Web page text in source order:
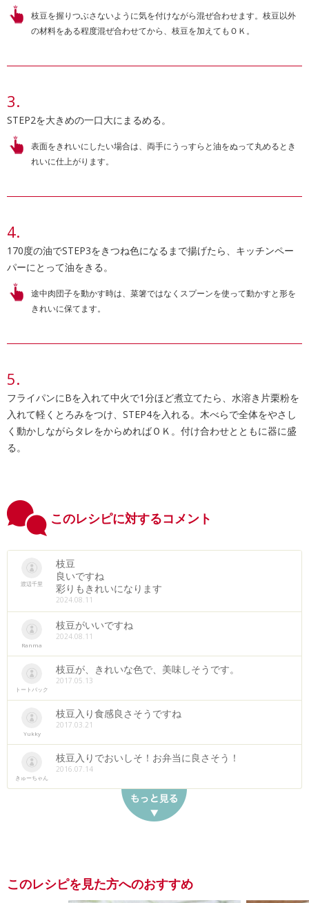
枝豆を握りつぶさないように気を付けながら混ぜ合わせます。枝豆以外
の材料をある程度混ぜ合わせてから、枝豆を加えてもＯＫ。
STEP2を大きめの一口大にまるめる。
表面をきれいにしたい場合は、両手にうっすらと油をぬって丸めるとき
れいに仕上がります。
170度の油でSTEP3をきつね色になるまで揚げたら、キッチンペー
パーにとって油をきる。
途中肉団子を動かす時は、菜箸ではなくスプーンを使って動かすと形を
きれいに保てます。
フライパンにBを入れて中火で1分ほど煮立てたら、水溶き片栗粉を
入れて軽くとろみをつけ、STEP4を入れる。木べらで全体をやさし
く動かしながらタレをからめればＯＫ。付け合わせとともに器に盛
る。
このレシピに対するコメント
渡辺千里
枝豆
良いですね
彩りもきれいになります
2024.08.11
Ranma
枝豆がいいですね
2024.08.11
トートバック
枝豆が、きれいな色で、美味しそうです。
2017.05.13
Yukky
枝豆入り食感良さそうですね
2017.03.21
きゅーちゃん
枝豆入りでおいしそ！お弁当に良さそう！
2016.07.14
このレシピを見た方へのおすすめ